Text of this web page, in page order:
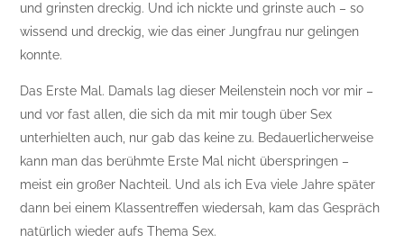
und grinsten dreckig. Und ich nickte und grinste auch – so
wissend und dreckig, wie das einer Jungfrau nur gelingen
konnte.
Das Erste Mal. Damals lag dieser Meilenstein noch vor mir –
und vor fast allen, die sich da mit mir tough über Sex
unterhielten auch, nur gab das keine zu. Bedauerlicherweise
kann man das berühmte Erste Mal nicht überspringen –
meist ein großer Nachteil. Und als ich Eva viele Jahre später
dann bei einem Klassentreffen wiedersah, kam das Gespräch
natürlich wieder aufs Thema Sex.